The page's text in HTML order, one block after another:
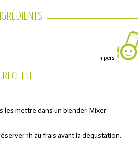
1 pers
RECETTE
les mettre dans un blender. Mixer
1h au frais avant la dégustation.